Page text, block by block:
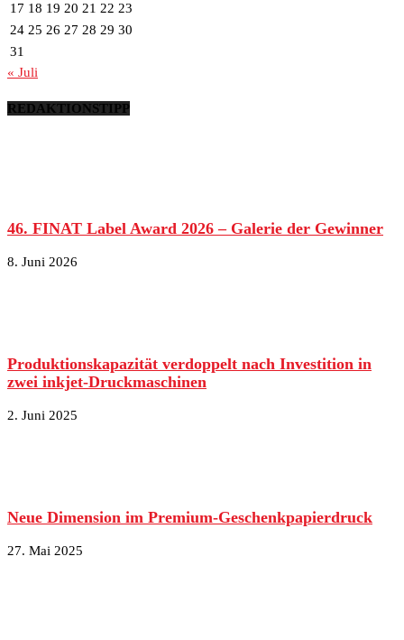
17 18 19 20 21 22 23
24 25 26 27 28 29 30
31
« Juli
REDAKTIONSTIPP
46. FINAT Label Award 2026 – Galerie der Gewinner
8. Juni 2026
Produktionskapazität verdoppelt nach Investition in
zwei inkjet-Druckmaschinen
2. Juni 2025
Neue Dimension im Premium-Geschenkpapierdruck
27. Mai 2025